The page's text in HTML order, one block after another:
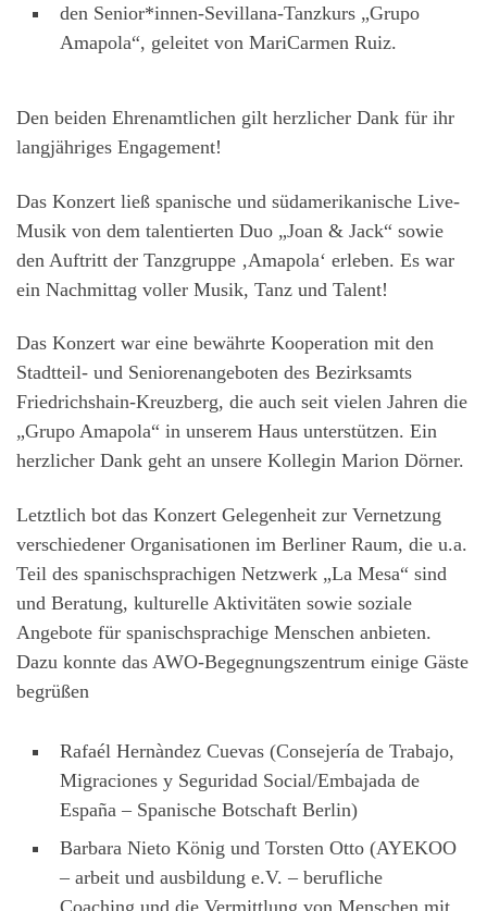
den Senior*innen-Sevillana-Tanzkurs „Grupo
Amapola“, geleitet von MariCarmen Ruiz.
Den beiden Ehrenamtlichen gilt herzlicher Dank für ihr
langjähriges Engagement!
Das Konzert ließ spanische und südamerikanische Live-
Musik von dem talentierten Duo „Joan & Jack“ sowie
den Auftritt der Tanzgruppe ‚Amapola‘ erleben. Es war
ein Nachmittag voller Musik, Tanz und Talent!
Das Konzert war eine bewährte Kooperation mit den
Stadtteil- und Seniorenangeboten des Bezirksamts
Friedrichshain-Kreuzberg, die auch seit vielen Jahren die
„Grupo Amapola“ in unserem Haus unterstützen. Ein
herzlicher Dank geht an unsere Kollegin Marion Dörner.
Letztlich bot das Konzert Gelegenheit zur Vernetzung
verschiedener Organisationen im Berliner Raum, die u.a.
Teil des spanischsprachigen Netzwerk „La Mesa“ sind
und Beratung, kulturelle Aktivitäten sowie soziale
Angebote für spanischsprachige Menschen anbieten.
Dazu konnte das AWO-Begegnungszentrum einige Gäste
begrüßen
Rafaél Hernàndez Cuevas (Consejería de Trabajo,
Migraciones y Seguridad Social/Embajada de
España – Spanische Botschaft Berlin)
Barbara Nieto König und Torsten Otto (AYEKOO
– arbeit und ausbildung e.V. – berufliche
Coaching und die Vermittlung von Menschen mit